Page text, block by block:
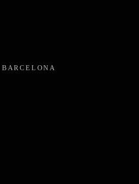
BARCELONA